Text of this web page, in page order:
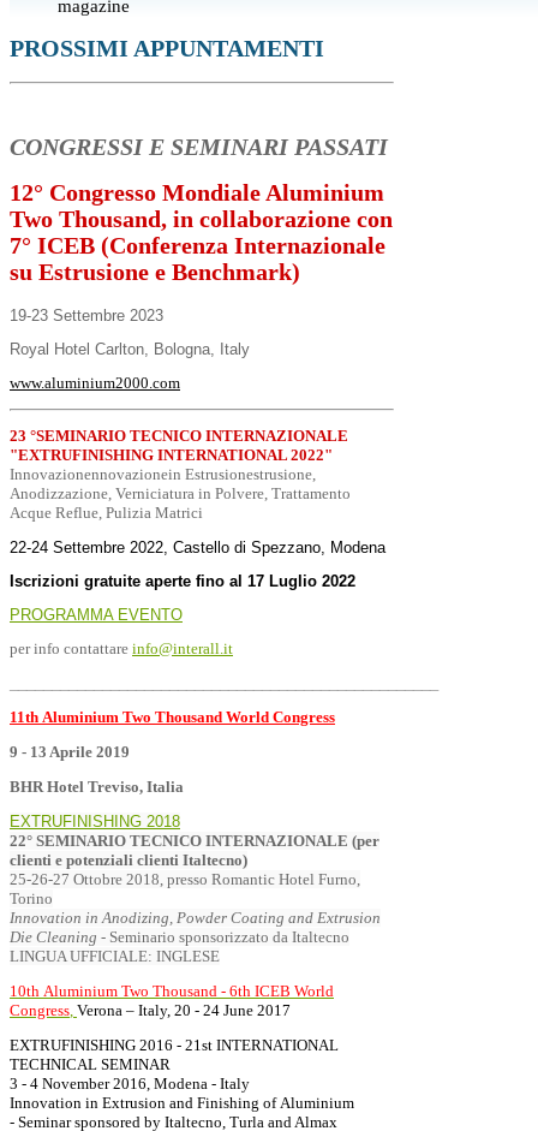
PROSSIMI APPUNTAMENTI
CONGRESSI E SEMINARI PASSATI
12° Congresso Mondiale Aluminium
Two Thousand, in collaborazione con
7° ICEB (Conferenza Internazionale
su Estrusione e Benchmark)
19-23 Settembre 2023
Royal Hotel Carlton, Bologna, Italy
www.aluminium2000.com
23 °SEMINARIO TECNICO INTERNAZIONALE
"EXTRUFINISHING INTERNATIONAL 2022"
Innovazionennovazionein Estrusionestrusione,
Anodizzazione, Verniciatura in Polvere, Trattamento
Acque Reflue, Pulizia Matrici
22-24 Settembre 2022, Castello di Spezzano, Modena
Iscrizioni gratuite aperte fino al 17 Luglio 2022
PROGRAMMA EVENTO
per info contattare info@interall.it
11th Aluminium Two Thousand World Congress
9 - 13 Aprile 2019
BHR Hotel Treviso, Italia
EXTRUFINISHING 2018
22° SEMINARIO TECNICO INTERNAZIONALE (per
clienti e potenziali clienti Italtecno)
25-26-27 Ottobre 2018, presso Romantic Hotel Furno,
Torino
Innovation in Anodizing, Powder Coating and Extrusion
Die Cleaning - Seminario sponsorizzato da Italtecno
LINGUA UFFICIALE: INGLESE
10th Aluminium Two Thousand - 6th ICEB World
Congress Verona – Italy, 20 - 24 June 2017
EXTRUFINISHING 2016 - 21st INTERNATIONAL
TECHNICAL SEMINAR
3 - 4 November 2016, Modena - Italy
Innovation in Extrusion and Finishing of Aluminium
- Seminar sponsored by Italtecno, Turla and Almax